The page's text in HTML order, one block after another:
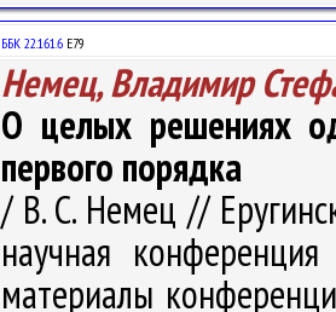
ББК 22.161.6 Е79
Немец, Владимир
О целых решениях
первого порядка
/ В. С. Немец //
научная
материалы